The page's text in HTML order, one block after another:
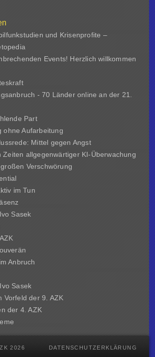
und Krisenprofite –
Events! Herzlich willkommen
- 70 Länder online an der 21.
Part
ohne Aufarbeitung
Mittel gegen Angst
Zeiten allgegenwärtiger KI-Überwachung
Verschwörung
im Tun
Sasek
Anbruch
Sasek
Vorfeld der 9. AZK
der4. AZK
2026 DATENSCHUTZERKLÄRUNG